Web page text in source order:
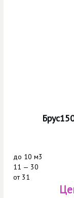
до 10 м3
11 — 30
от31